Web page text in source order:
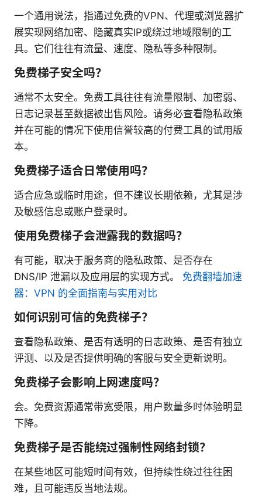
一个通用说法，指通过免费的VPN、代理或浏览器扩
展实现网络加密、隐藏真实IP或绕过地域限制的工
具。它们往往有流量、速度、隐私等多种限制。
免费梯子安全吗？
通常不太安全。免费工具往往有流量限制、加密弱、
日志记录甚至数据被出售风险。请务必查看隐私政策
并在可能的情况下使用信誉较高的付费工具的试用版
本。
免费梯子适合日常使用吗？
适合应急或临时用途，但不建议长期依赖，尤其是涉
及敏感信息或账户登录时。
使用免费梯子会泄露我的数据吗？
有可能，取决于服务商的隐私政策、是否存在
DNS/IP 泄漏以及应用层的实现方式。 免费翻墙加速
器：VPN 的全面指南与实用对比
如何识别可信的免费梯子？
查看隐私政策、是否有透明的日志政策、是否有独立
评测、以及是否提供明确的客服与安全更新说明。
免费梯子会影响上网速度吗？
会。免费资源通常带宽受限，用户数量多时体验明显
下降。
免费梯子是否能绕过强制性网络封锁？
在某些地区可能短时间有效，但持续性绕过往往困
难，且可能违反当地法规。